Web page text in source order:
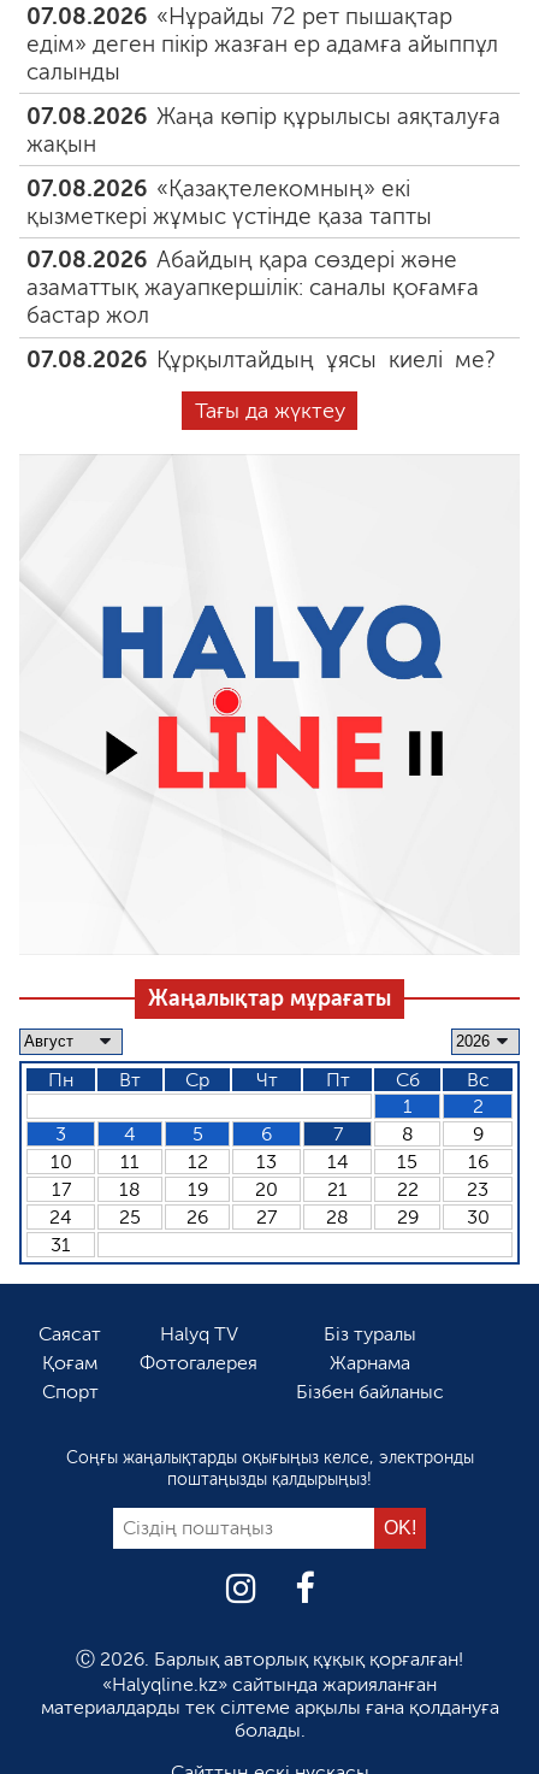
07.08.2026 «Нұрайды 72 рет пышақтар
едім» деген пікір жазған ер адамға айыппұл
салынды
07.08.2026 Жаңа көпір құрылысы аяқталуға
жақын
07.08.2026 «Қазақтелекомның» екі
қызметкері жұмыс үстінде қаза тапты
07.08.2026 Абайдың қара сөздері және
азаматтық жауапкершілік: саналы қоғамға
бастар жол
07.08.2026 Құрқылтайдың ұясы киелі ме?
Тағы да жүктеу
Жаңалықтар мұрағаты
Пн Вт Ср Чт Пт Сб
Вс
1
2
3
4 5 6 7 8
9
10
11 12 13 14 15
16
17
18 19 20 21 22
23
24
25 26 27 28 29
30
31
Саясат
Қоғам
Спорт
Halyq TV
Фотогалерея
Біз туралы
Жарнама
Бізбен байланыс
Соңғы жаңалықтарды оқығыңыз келсе, электронды
поштаңызды қалдырыңыз!
Ⓒ 2026. Барлық авторлық құқық қорғалған!
«Halyqline.kz» сайтында жарияланған
материалдарды тек сілтеме арқылы ғана қолдануға
болады.